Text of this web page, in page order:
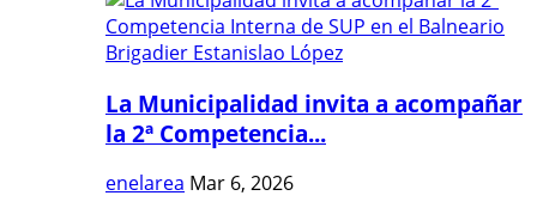
La Municipalidad invita a acompañar
la 2ª Competencia...
enelarea Mar 6, 2026